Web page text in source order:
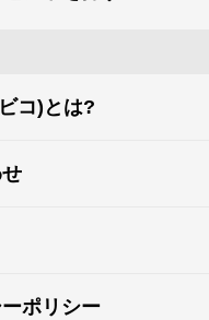
コ)とは?
ポリシー